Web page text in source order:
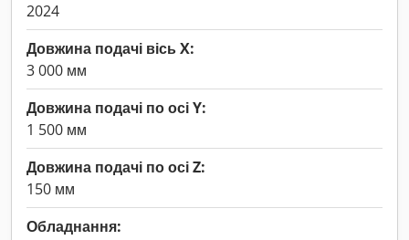
2024
Довжина подачі вісь X:
3 000 мм
Довжина подачі по осі Y:
1 500 мм
Довжина подачі по осі Z:
150 мм
Обладнання: